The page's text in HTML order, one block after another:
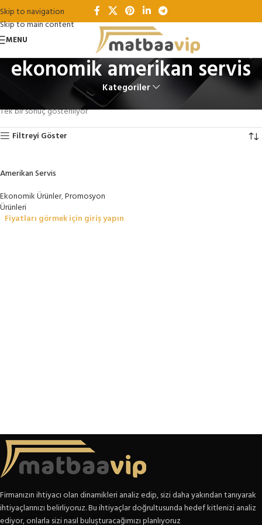
Skip to navigation
Skip to main content
MENU
ekonomik amerikan servis
Kategoriler
Ürünler “ekonomik amerikan servis” olarak etiketlendi
Tek bir sonuç gösteriliyor
Filtreyi Göster
Amerikan Servis
Ekonomik Ürünler,Promosyon
Ürünleri
Fiyatları görmek için giriş yapın
Firmanızın ihtiyacı olan dinamikleri analiz edip, sizi daha yakından tanıyarak
ihtiyaçlarınızı belirliyoruz. Bu ihtiyaçlar doğrultusunda hedef kitlenizi analiz
ediyor, onlarla sizi nasıl buluşturacağımızı planlıyoruz